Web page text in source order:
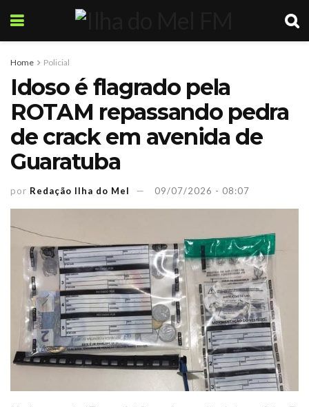
Home Policial
Idoso é flagrado pela
ROTAM repassando pedra
de crack em avenida de
Guaratuba
por Redação Ilha do Mel 09/07/2026 - 08:07